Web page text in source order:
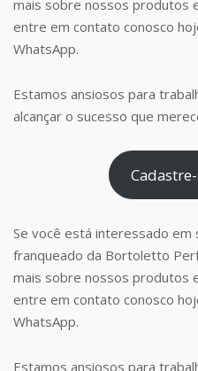
mais sobre nossos produtos
entre em contato conosco
WhatsApp.
Estamos ansiosos para
alcançar o sucesso que
Se você está interessado
franqueado da Bortoletto
mais sobre nossos produtos
entre em contato conosco
WhatsApp.
Estamos ansiosos para